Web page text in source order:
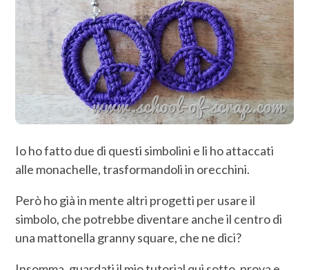
Io ho fatto due di questi simbolini e li ho attaccati
alle monachelle, trasformandoli in orecchini.
Però ho già in mente altri progetti per usare il
simbolo, che potrebbe diventare anche il centro di
una mattonella granny square, che ne dici?